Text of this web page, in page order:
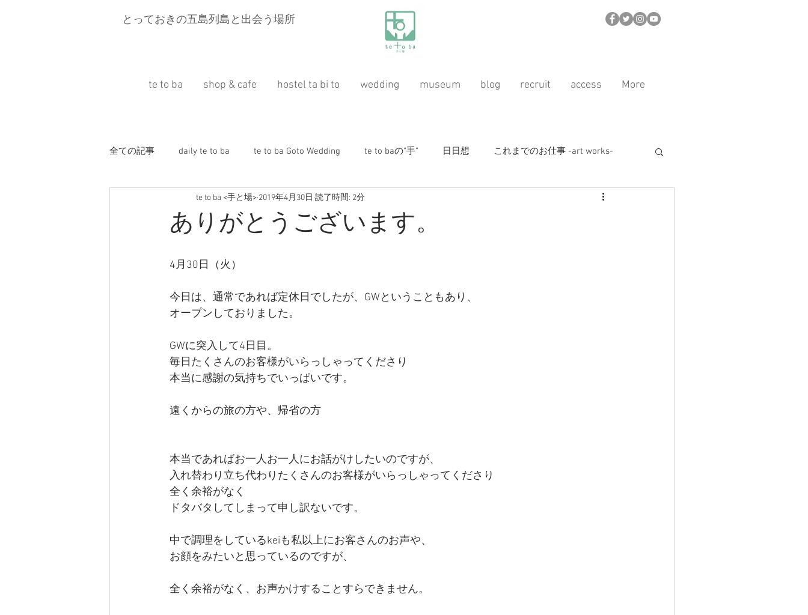
とっておきの五島列島と出会う場所
全ての記事 daily te to ba te to ba Goto Wedding te to baの"手" 日日想 これまでのお仕事 -art works-
Press information 桃源紀行 ガーデニング（ハーブ&自然農）
ありがとうございます。
te to ba <手と場> 2019年4月30日 読了時間: 2分
4月30日（火）
今日は、通常であれば定休日でしたが、GWということもあり、
オープンしておりました。
GWに突入して4日目。
毎日たくさんのお客様がいらっしゃってくださり
本当に感謝の気持ちでいっぱいです。
遠くからの旅の方や、帰省の方
本当であればお一人お一人にお話がけしたいのですが、
入れ替わり立ち代わりたくさんのお客様がいらっしゃってくださり
全く余裕がなく
ドタバタしてしまって申し訳ないです。
中で調理をしているkeiも私以上にお客さんのお声や、
お顔をみたいと思っているのですが、
全く余裕がなく、お声かけすることすらできません。
te to ba shop & cafe hostel ta bi to wedding museum blog recruit access More